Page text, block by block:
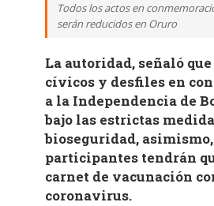
Todos los actos en
serán reducidos en Oruro
La autoridad, señaló
cívicos y desfiles en
a la Independencia de
bajo las estrictas
bioseguridad,
participantes tendrán
carnet de vacunación
coronavirus.